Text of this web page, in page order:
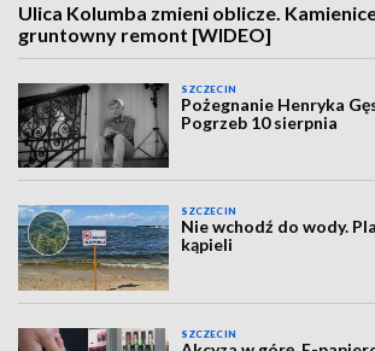
Ulica Kolumba zmieni oblicze.
gruntowny remont [WIDEO]
SZCZECIN
Pożegnanie Henryka
Pogrzeb 10 sierpnia
SZCZECIN
Nie wchodź do wody.
kąpieli
SZCZECIN